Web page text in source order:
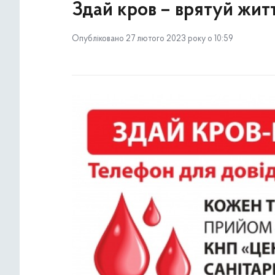
Здай кров – врятуй
Опубліковано 27 лютого 2023 року о 10:59